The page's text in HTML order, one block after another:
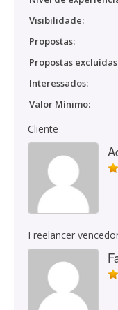
Visibilidade:
Propostas:
Propostas
Interessados:
Valor Mínimo:
Cliente
Freelancer